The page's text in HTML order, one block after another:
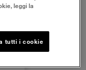
leggi la
tutti i cookie